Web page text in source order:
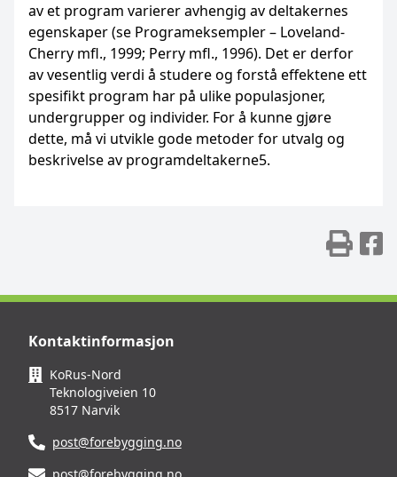
av et program varierer avhengig av deltakernes
egenskaper (se Programeksempler – Loveland-
Cherry mfl., 1999; Perry mfl., 1996). Det er derfor
av vesentlig verdi å studere og forstå effektene ett
spesifikt program har på ulike populasjoner,
undergrupper og individer. For å kunne gjøre
dette, må vi utvikle gode metoder for utvalg og
beskrivelse av programdeltakerne5.
Kontaktinformasjon
KoRus-Nord
Teknologiveien 10
8517 Narvik
post@forebygging.no